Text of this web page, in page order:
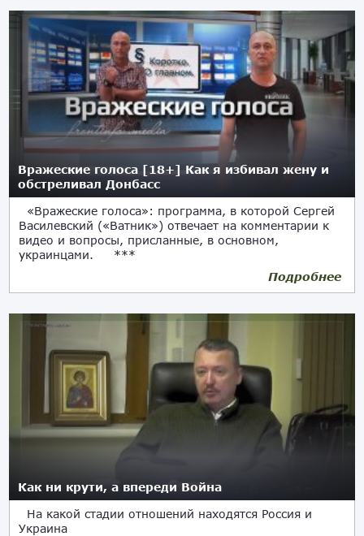
Вражеские голоса [18+] Как я избивал жену и
обстреливал Донбасс
«Вражеские голоса»: программа, в которой Сергей
Василевский («Ватник») отвечает на комментарии к
видео и вопросы, присланные, в основном,
украинцами. ***
Подробнее
Как ни крути, а впереди Война
На какой стадии отношений находятся Россия и
Украина